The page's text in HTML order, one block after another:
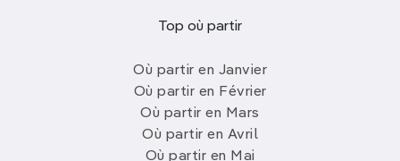
Top où partir
Où partir en Janvier
Où partir en Février
Où partir en Mars
Où partir en Avril
Où partir en Mai